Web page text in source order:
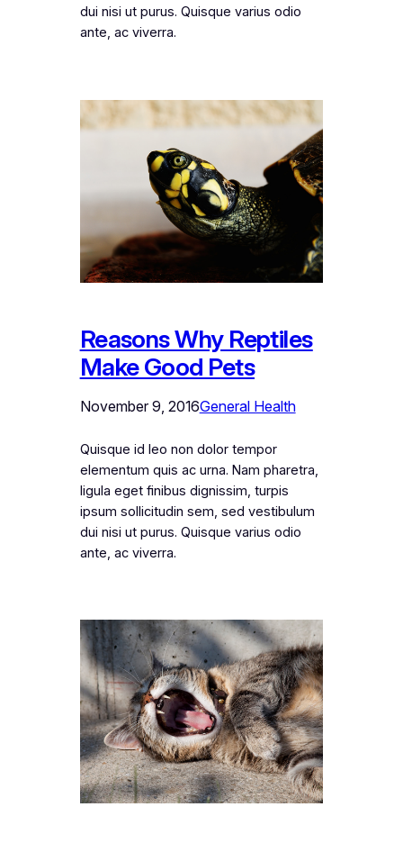
dui nisi ut purus. Quisque varius odio
ante, ac viverra.
Reasons Why Reptiles
Make Good Pets
November 9, 2016General Health
Quisque id leo non dolor tempor
elementum quis ac urna. Nam pharetra,
ligula eget finibus dignissim, turpis
ipsum sollicitudin sem, sed vestibulum
dui nisi ut purus. Quisque varius odio
ante, ac viverra.